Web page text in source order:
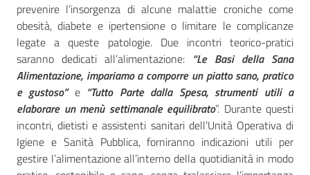
prevenire l’insorgenza di alcune malattie croniche come
obesità, diabete e ipertensione o limitare le complicanze
legate a queste patologie. Due incontri teorico-pratici
saranno dedicati all’alimentazione: “Le Basi della Sana
Alimentazione, impariamo a comporre un piatto sano, pratico
e gustoso”e “Tutto Parte dalla Spesa, strumenti utili a
elaborare un menù settimanale equilibrato”. Durante questi
incontri, dietisti e assistenti sanitari dell’Unità Operativa di
Igiene e Sanità Pubblica, forniranno indicazioni utili per
gestire l’alimentazione all’interno della quotidianità in modo